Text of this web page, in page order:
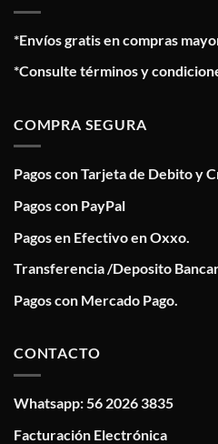
*Envíos gratis en compras
*Consulte términos y
COMPRA SEGURA
Pagos con Tarjeta de Debito y
Pagos con PayPal
Pagos en Efectivo en Oxxo.
Transferencia /Deposito
Pagos con Mercado Pago.
CONTACTO
Whatsapp: 56 2026 3835
Facturación Electrónica